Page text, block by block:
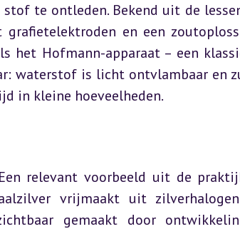
te ontleden. Bekend uit de
en een
het Hofmann-apparaat – een
waterstof is licht ontvlambaar en
in kleine hoeveelheden.
relevant voorbeeld uit de
vrijmaakt uit
gemaakt door